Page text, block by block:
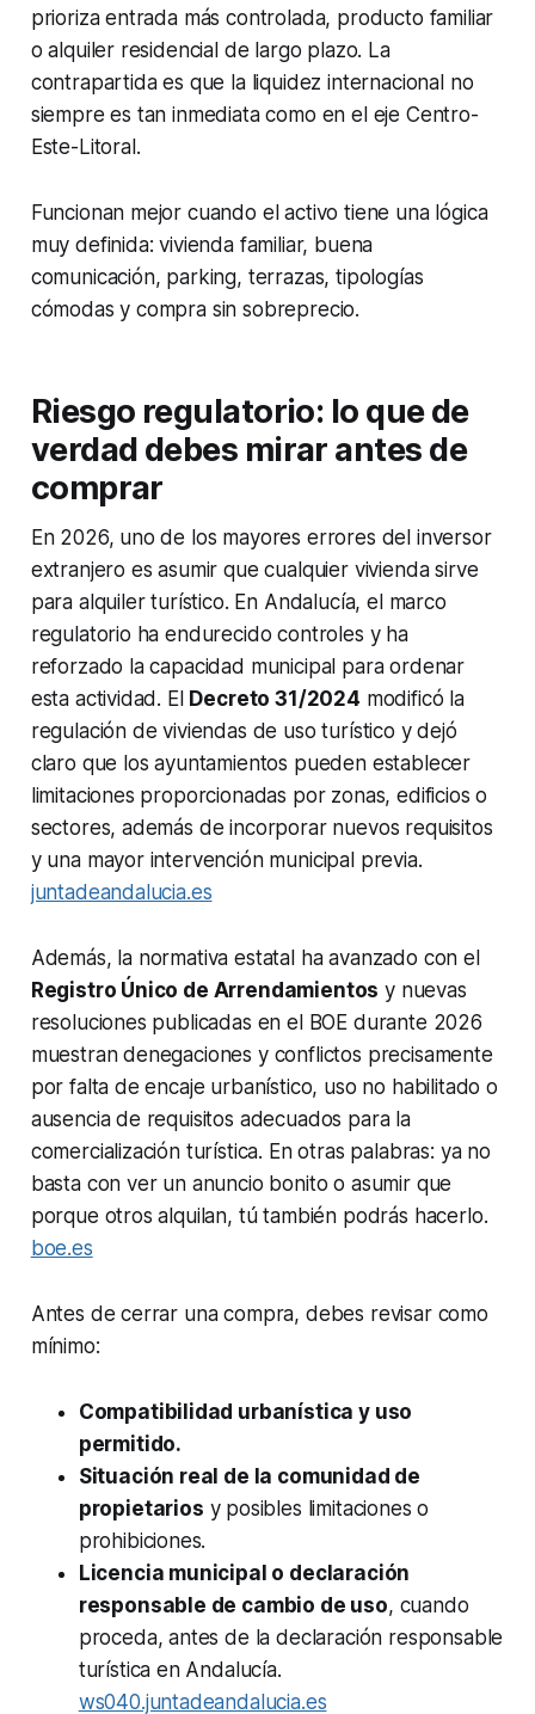
prioriza entrada más controlada, producto familiar
o alquiler residencial de largo plazo. La
contrapartida es que la liquidez internacional no
siempre es tan inmediata como en el eje Centro-
Este-Litoral.
Funcionan mejor cuando el activo tiene una lógica
muy definida: vivienda familiar, buena
comunicación, parking, terrazas, tipologías
cómodas y compra sin sobreprecio.
Riesgo regulatorio: lo que de
verdad debes mirar antes de
comprar
En 2026, uno de los mayores errores del inversor
extranjero es asumir que cualquier vivienda sirve
para alquiler turístico. En Andalucía, el marco
regulatorio ha endurecido controles y ha
reforzado la capacidad municipal para ordenar
esta actividad. El Decreto 31/2024 modificó la
regulación de viviendas de uso turístico y dejó
claro que los ayuntamientos pueden establecer
limitaciones proporcionadas por zonas, edificios o
sectores, además de incorporar nuevos requisitos
y una mayor intervención municipal previa.
juntadeandalucia.es
Además, la normativa estatal ha avanzado con el
Registro Único de Arrendamientos y nuevas
resoluciones publicadas en el BOE durante 2026
muestran denegaciones y conflictos precisamente
por falta de encaje urbanístico, uso no habilitado o
ausencia de requisitos adecuados para la
comercialización turística. En otras palabras: ya no
basta con ver un anuncio bonito o asumir que
porque otros alquilan, tú también podrás hacerlo.
boe.es
Antes de cerrar una compra, debes revisar como
mínimo:
Compatibilidad urbanística y uso
permitido.
Situación real de la comunidad de
propietarios y posibles limitaciones o
prohibiciones.
Licencia municipal o declaración
responsable de cambio de uso, cuando
proceda, antes de la declaración responsable
turística en Andalucía.
ws040.juntadeandalucia.es